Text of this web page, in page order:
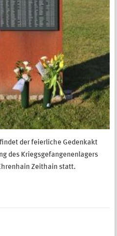
der feierliche Gedenkakt
des Kriegsgefangenenlagers
Zeithain statt.